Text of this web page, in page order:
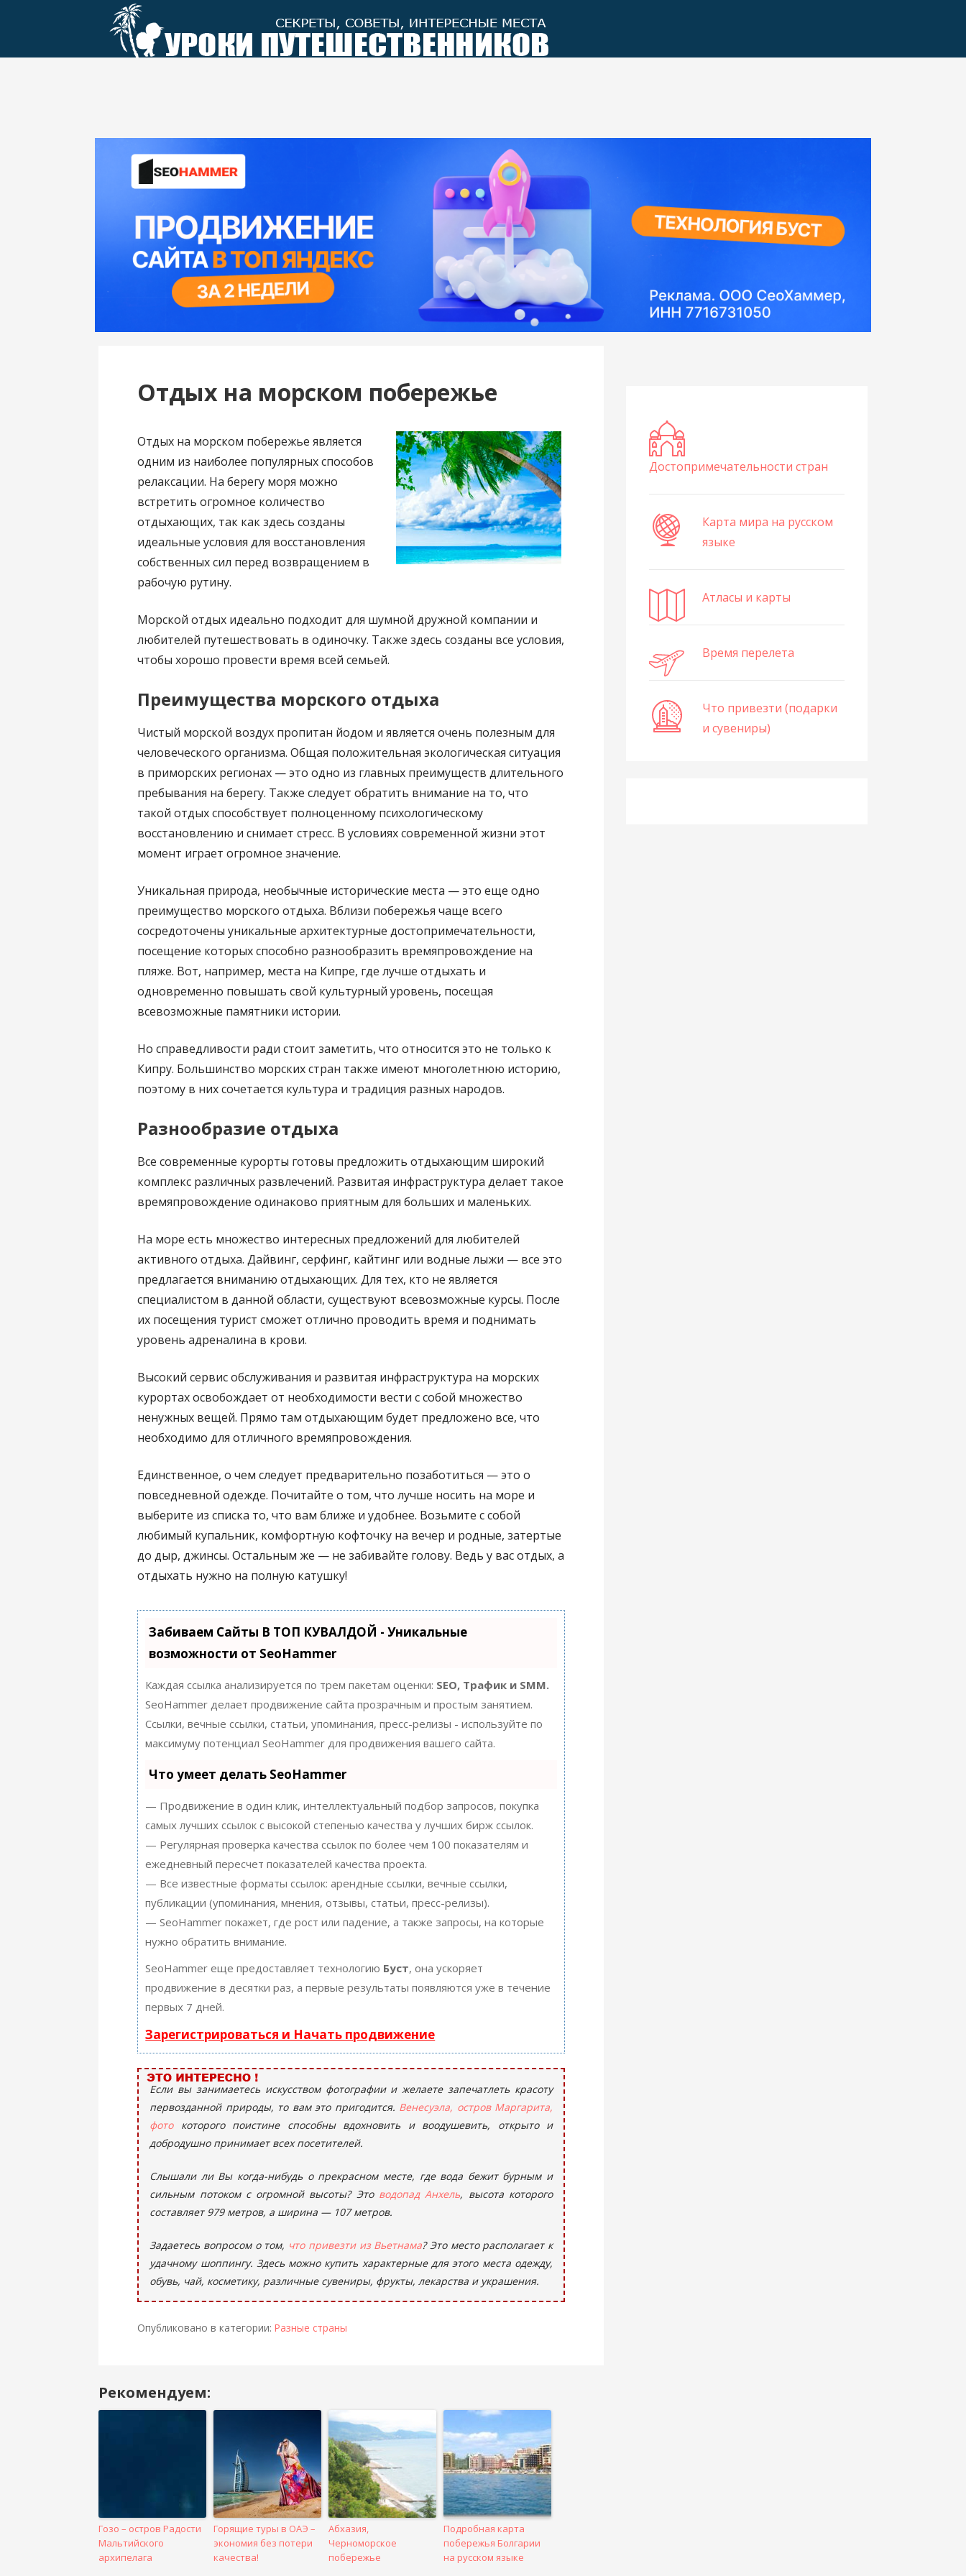
Отдых на морском побережье
Отдых на морском побережье является
одним из наиболее популярных способов
релаксации. На берегу моря можно
встретить огромное количество
отдыхающих, так как здесь созданы
идеальные условия для восстановления
собственных сил перед возвращением в
рабочую рутину.
Морской отдых идеально подходит для шумной дружной компании и
любителей путешествовать в одиночку. Также здесь созданы все условия,
чтобы хорошо провести время всей семьей.
Преимущества морского отдыха
Чистый морской воздух пропитан йодом и является очень полезным для
человеческого организма. Общая положительная экологическая ситуация
в приморских регионах — это одно из главных преимуществ длительного
пребывания на берегу. Также следует обратить внимание на то, что
такой отдых способствует полноценному психологическому
восстановлению и снимает стресс. В условиях современной жизни этот
момент играет огромное значение.
Уникальная природа, необычные исторические места — это еще одно
преимущество морского отдыха. Вблизи побережья чаще всего
сосредоточены уникальные архитектурные достопримечательности,
посещение которых способно разнообразить времяпровождение на
пляже. Вот, например, места на Кипре, где лучше отдыхать и
одновременно повышать свой культурный уровень, посещая
всевозможные памятники истории.
Но справедливости ради стоит заметить, что относится это не только к
Кипру. Большинство морских стран также имеют многолетнюю историю,
поэтому в них сочетается культура и традиция разных народов.
Разнообразие отдыха
Все современные курорты готовы предложить отдыхающим широкий
комплекс различных развлечений. Развитая инфраструктура делает такое
времяпровождение одинаково приятным для больших и маленьких.
На море есть множество интересных предложений для любителей
активного отдыха. Дайвинг, серфинг, кайтинг или водные лыжи — все это
предлагается вниманию отдыхающих. Для тех, кто не является
специалистом в данной области, существуют всевозможные курсы. После
их посещения турист сможет отлично проводить время и поднимать
уровень адреналина в крови.
Высокий сервис обслуживания и развитая инфраструктура на морских
курортах освобождает от необходимости вести с собой множество
ненужных вещей. Прямо там отдыхающим будет предложено все, что
необходимо для отличного времяпровождения.
Единственное, о чем следует предварительно позаботиться — это о
повседневной одежде. Почитайте о том, что лучше носить на море и
выберите из списка то, что вам ближе и удобнее. Возьмите с собой
любимый купальник, комфортную кофточку на вечер и родные, затертые
до дыр, джинсы. Остальным же — не забивайте голову. Ведь у вас отдых, а
отдыхать нужно на полную катушку!
Забиваем Сайты В ТОП КУВАЛДОЙ - Уникальные
возможности от SeoHammer
Каждая ссылка анализируется по трем пакетам оценки: SEO, Трафик и SMM.
SeoHammer делает продвижение сайта прозрачным и простым занятием.
Ссылки, вечные ссылки, статьи, упоминания, пресс-релизы - используйте по
максимуму потенциал SeoHammer для продвижения вашего сайта.
Что умеет делать SeoHammer
— Продвижение в один клик, интеллектуальный подбор запросов, покупка
самых лучших ссылок с высокой степенью качества у лучших бирж ссылок.
— Регулярная проверка качества ссылок по более чем 100 показателям и
ежедневный пересчет показателей качества проекта.
— Все известные форматы ссылок: арендные ссылки, вечные ссылки,
публикации (упоминания, мнения, отзывы, статьи, пресс-релизы).
— SeoHammer покажет, где рост или падение, а также запросы, на которые
нужно обратить внимание.
SeoHammer еще предоставляет технологию Буст, она ускоряет
продвижение в десятки раз, а первые результаты появляются уже в течение
первых 7 дней.
Зарегистрироваться и Начать продвижение
Если вы занимаетесь искусством фотографии и желаете запечатлеть красоту
первозданной природы, то вам это пригодится. Венесуэла, остров Маргарита,
фотокоторого поистине способны вдохновить и воодушевить, открыто и
добродушно принимает всех посетителей.
Слышали ли Вы когда-нибудь о прекрасном месте, где вода бежит бурным и
сильным потоком с огромной высоты? Это водопад Анхель, высота которого
составляет 979 метров, а ширина — 107 метров.
Задаетесь вопросом о том, что привезти из Вьетнама? Это место располагает к
удачному шоппингу. Здесь можно купить характерные для этого места одежду,
обувь, чай, косметику, различные сувениры, фрукты, лекарства и украшения.
Опубликовано в категории:Разные страны
Навигация
в
Рекомендуем:
Гозо – остров Радости
Мальтийского
архипелага
Горящие туры в ОАЭ –
экономия без потери
качества!
Абхазия,
Черноморское
побережье
Подробная карта
побережья Болгарии
на русском языке
Достопримечательности стран
Карта мира на русском
языке
Атласы и карты
Время перелета
Что привезти (подарки
и сувениры)